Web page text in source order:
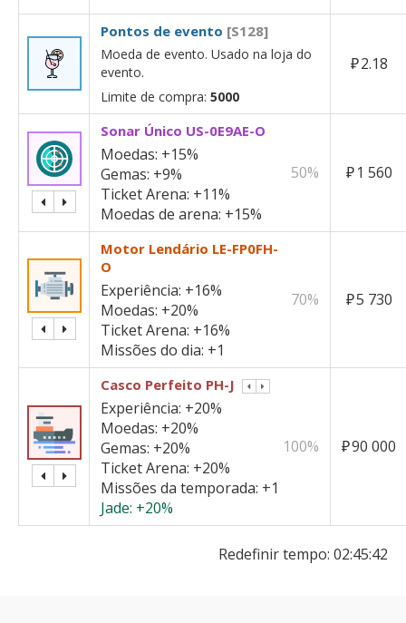
Pontos de evento [S128]
Moeda de evento. Usado na loja do
evento.
Limite de compra: 5000
₽2.18
Sonar Único US-0E9AE-O
Moedas: +15%
Gemas: +9%
Ticket Arena: +11%
Moedas de arena: +15%
50% ₽ 1 560
Motor Lendário LE-FP0FH-
O
Experiência: +16%
Moedas: +20%
Ticket Arena: +16%
Missões do dia: +1
70% ₽5 730
Casco Perfeito PH-J
Experiência: +20%
Moedas: +20%
Gemas: +20%
Ticket Arena: +20%
Missões da temporada: +1
Jade: +20%
100% ₽90 000
Redefinir tempo: 02:45:42